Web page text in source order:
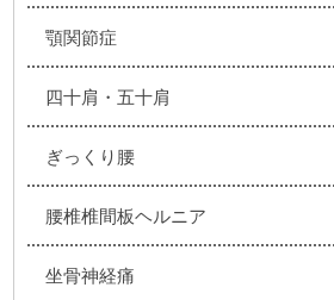
顎関節症
四十肩・五十肩
ぎっくり腰
腰椎椎間板ヘルニア
坐骨神経痛